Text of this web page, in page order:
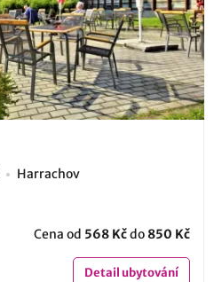
Harrachov
Cena od 568 Kčdo 850 Kč
Detailubytování